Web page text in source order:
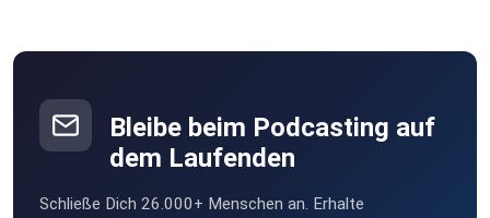
Bleibe beim Podcasting auf
dem Laufenden
Schließe Dich 26.000+ Menschen an. Erhalte